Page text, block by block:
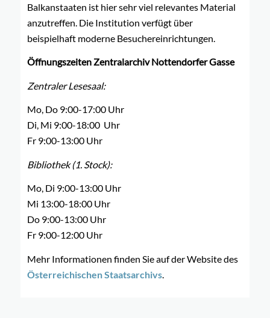
Balkanstaaten ist hier sehr viel relevantes Material
anzutreffen. Die Institution verfügt über
beispielhaft moderne Besuchereinrichtungen.
Öffnungszeiten Zentralarchiv Nottendorfer Gasse
Zentraler Lesesaal:
Mo, Do 9:00-17:00 Uhr
Di, Mi 9:00-18:00 Uhr
Fr 9:00-13:00 Uhr
Bibliothek (1. Stock):
Mo, Di 9:00-13:00 Uhr
Mi 13:00-18:00 Uhr
Do 9:00-13:00 Uhr
Fr 9:00-12:00 Uhr
Mehr Informationen finden Sie auf der Website des
Österreichischen Staatsarchivs.